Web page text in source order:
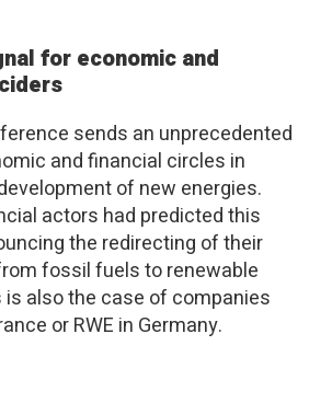
for economic and
sends an unprecedented
and financial circles in
of new energies.
actors had predicted this
the redirecting of their
fossil fuels to renewable
is also the case of companies
or RWE in Germany.